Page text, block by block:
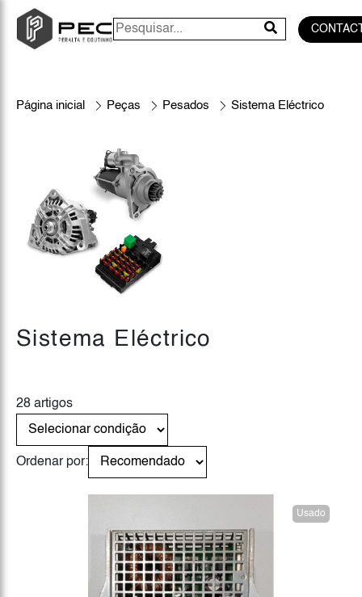
Página inicial Peças Pesados Sistema Eléctrico
Sistema Eléctrico
28 artigos
Ordenar por:
Usado